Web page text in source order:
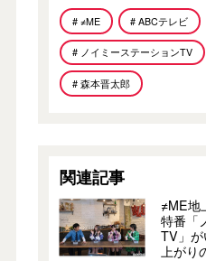
# ≠ME # ABCテレビ
# ノイミーステーションTV
# 森本晋太郎
関連記事
≠ME地
特番「
TV」が
上が